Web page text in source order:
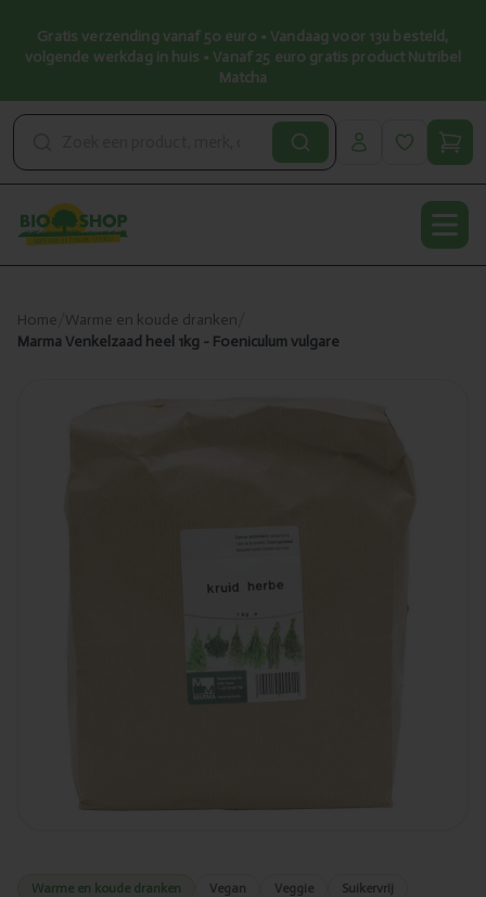
Gratis verzending vanaf 50 euro • Vandaag voor 13u besteld,
volgende werkdag in huis • Vanaf 25 euro gratis product Nutribel
Matcha
Home Warme en koude dranken
Marma Venkelzaad heel 1kg - Foeniculum vulgare
Warme en koude dranken Vegan Veggie
Suikervrij